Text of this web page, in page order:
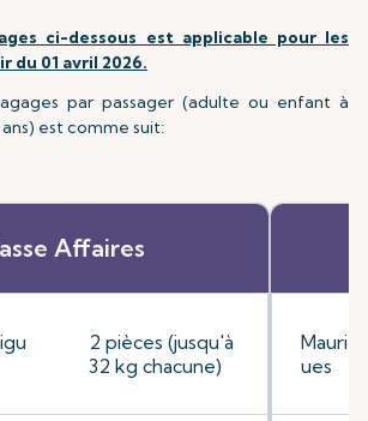
ci-dessous est applicable pour les
du 01 avril 2026.
par passager (adulte ou enfant à
est comme suit:
Affaires
2 pièces (jusqu'à
32 kg chacune)
ues